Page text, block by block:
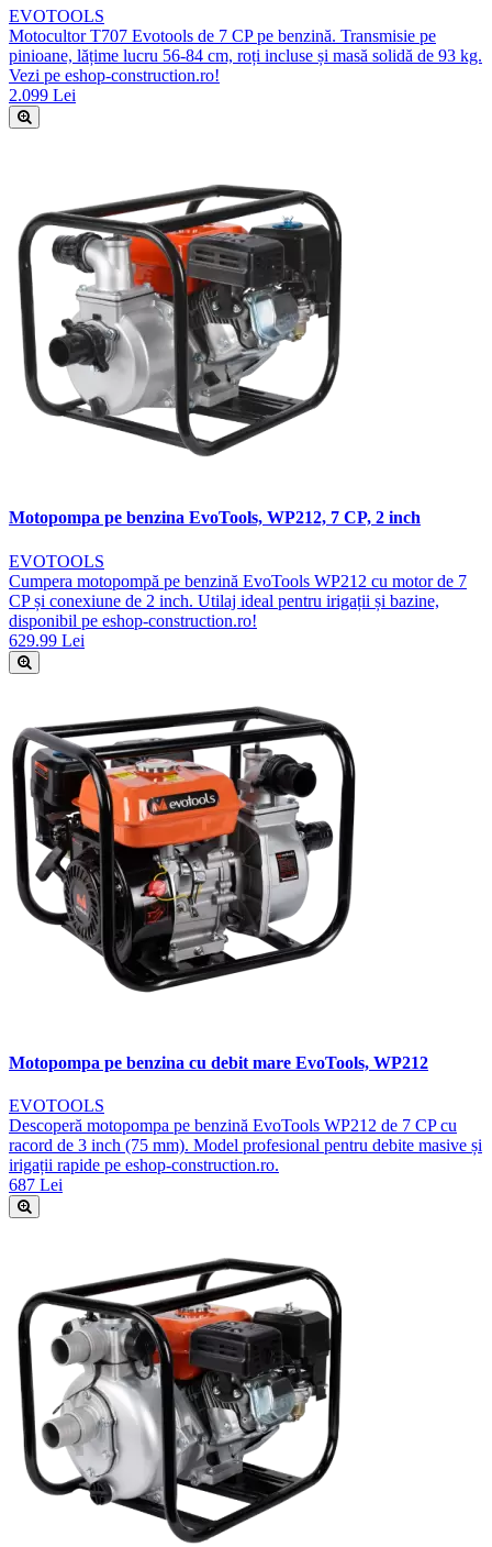
EVOTOOLS
Motocultor T707 Evotools de 7 CP pe benzină. Transmisie pe
pinioane, lățime lucru 56-84 cm, roți incluse și masă solidă de 93 kg.
Vezi pe eshop-construction.ro!
2.099 Lei
Motopompa pe benzina EvoTools, WP212, 7 CP, 2 inch
EVOTOOLS
Cumpera motopompă pe benzină EvoTools WP212 cu motor de 7
CP și conexiune de 2 inch. Utilaj ideal pentru irigații și bazine,
disponibil pe eshop-construction.ro!
629.99 Lei
Motopompa pe benzina cu debit mare EvoTools, WP212
EVOTOOLS
Descoperă motopompa pe benzină EvoTools WP212 de 7 CP cu
racord de 3 inch (75 mm). Model profesional pentru debite masive și
irigații rapide pe eshop-construction.ro.
687 Lei